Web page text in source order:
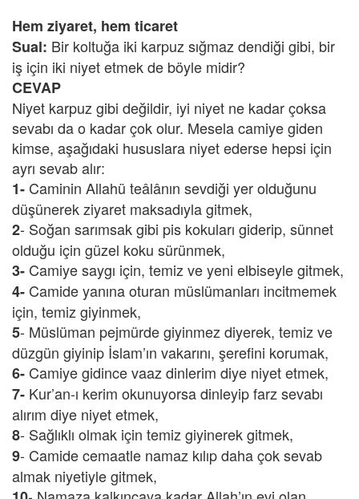
Hem ziyaret, hem ticaret
Sual: Bir koltuğa iki karpuz sığmaz dendiği gibi, bir
iş için iki niyet etmek de böyle midir?
CEVAP
Niyet karpuz gibi değildir, iyi niyet ne kadar çoksa
sevabı da o kadar çok olur. Mesela camiye giden
kimse, aşağıdaki hususlara niyet ederse hepsi için
ayrı sevab alır:
1- Caminin Allahü teâlânın sevdiği yer olduğunu
düşünerek ziyaret maksadıyla gitmek,
2- Soğan sarımsak gibi pis kokuları giderip, sünnet
olduğu için güzel koku sürünmek,
3- Camiye saygı için, temiz ve yeni elbiseyle gitmek,
4- Camide yanına oturan müslümanları incitmemek
için, temiz giyinmek,
5- Müslüman pejmürde giyinmez diyerek, temiz ve
düzgün giyinip İslam’ın vakarını, şerefini korumak,
6- Camiye gidince vaaz dinlerim diye niyet etmek,
7- Kur’an-ı kerim okunuyorsa dinleyip farz sevabı
alırım diye niyet etmek,
8- Sağlıklı olmak için temiz giyinerek gitmek,
9- Camide cemaatle namaz kılıp daha çok sevab
almak niyetiyle gitmek,